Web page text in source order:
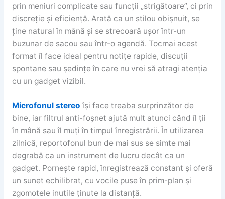
prin meniuri complicate sau funcții „strigătoare”, ci prin
discreție și eficiență. Arată ca un stilou obișnuit, se
ține natural în mână și se strecoară ușor într-un
buzunar de sacou sau într-o agendă. Tocmai acest
format îl face ideal pentru notițe rapide, discuții
spontane sau ședințe în care nu vrei să atragi atenția
cu un gadget vizibil.
Microfonul stereo își face treaba surprinzător de
bine, iar filtrul anti-foșnet ajută mult atunci când îl ții
în mână sau îl muți în timpul înregistrării. În utilizarea
zilnică, reportofonul bun de mai sus se simte mai
degrabă ca un instrument de lucru decât ca un
gadget. Pornește rapid, înregistrează constant și oferă
un sunet echilibrat, cu vocile puse în prim-plan și
zgomotele inutile ținute la distanță.